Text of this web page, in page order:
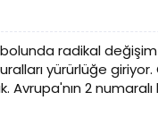
radikal değişim
yürürlüğe
2